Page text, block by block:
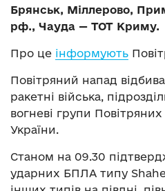
Брянськ, Міллерово,
рф., Чауда — ТОТ Криму.
Про це інформують
Повітряний напад
ракетні війська,
вогневі групи
України.
Станом на 09.30
ударних БПЛА типу